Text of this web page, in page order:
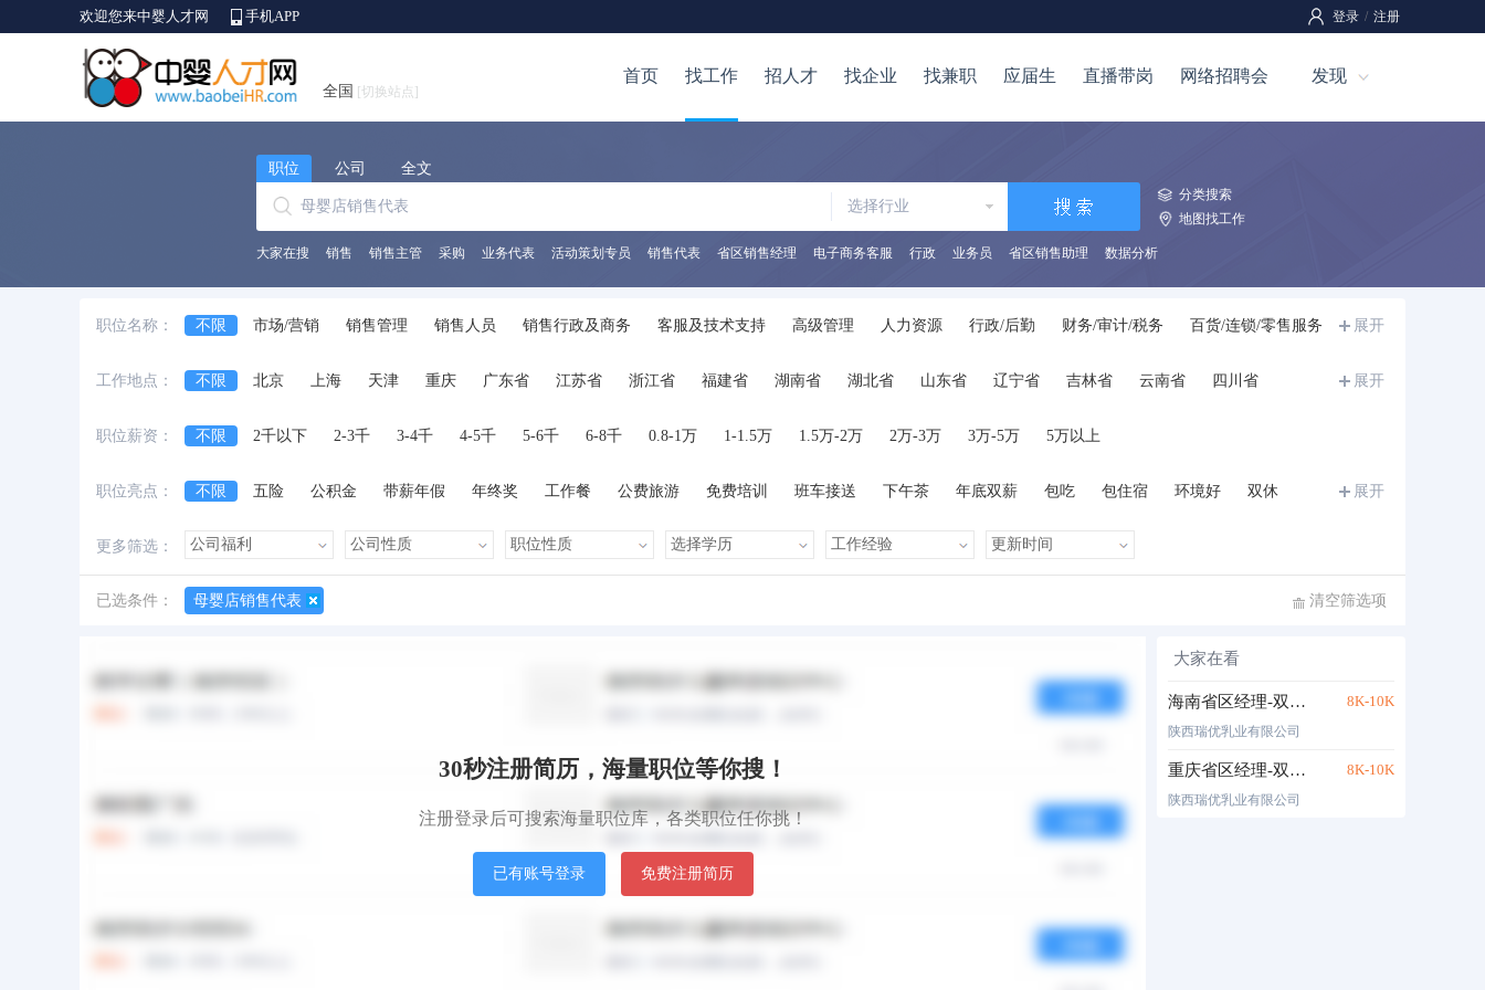
欢迎您来中婴人才网 手机APP 登录 / 注册
全国 [切换站点]
首页 找工作 招人才 找企业 找兼职 应届生 直播带岗 网络招聘会 发现
职位 公司 全文
选择行业
分类搜索
地图找工作
大家在搜 销售 销售主管 采购 业务代表 活动策划专员 销售代表 省区销售经理 电子商务客服 行政 业务员 省区销售助理 数据分析
职位名称： 不限 市场/营销 销售管理 销售人员 销售行政及商务 客服及技术支持 高级管理 人力资源 行政/后勤 财务/审计/税务
百货/连锁/零售服务
律师/法务
培训 互联网开发及应用 IT-管理 计算机软件 计算机硬件 影视/媒体 翻译 在校学生 储备干部/培训生/实习生 兼职
展开
工作地点： 不限 北京 上海 天津 重庆 广东省 江苏省 浙江省 福建省 湖南省 湖北省 山东省 辽宁省 吉林省 云南省
四川省
台湾省
香港
展开
职位薪资： 不限 2千以下 2-3千 3-4千 4-5千 5-6千 6-8千 0.8-1万 1-1.5万 1.5万-2万 2万-3万 3万-5万 5万以上
职位亮点： 不限 五险 公积金 带薪年假 年终奖 工作餐 公费旅游 免费培训 班车接送 下午茶 年底双薪 包吃 包住宿 环境好
双休
展开
更多筛选：
已选条件： 母婴店销售代表 清空筛选项
30秒注册简历，海量职位等你搜！
注册登录后可搜索海量职位库，各类职位任你挑！
已有账号登录 免费注册简历
大家在看
海南省区经理-双休五险 8K-10K
陕西瑞优乳业有限公司
重庆省区经理-双休五险 8K-10K
陕西瑞优乳业有限公司